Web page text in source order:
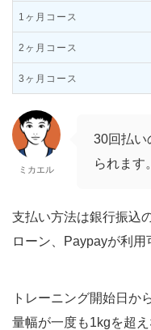
1ヶ月コース
2ヶ月コース
3ヶ月コース
ミカエル
30回払い
られます。
支払い方法は銀行振込
ローン、Paypayが利用
トレーニング開始日か
量幅が一度も1kgを超